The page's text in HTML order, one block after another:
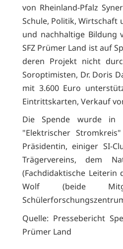
von Rheinland-Pfalz
Schule, Politik,
und nachhaltige Bildung
SFZ Prümer Land ist auf
deren Projekt nicht
Soroptimisten, Dr. Doris
mit 3.600 Euro
Eintrittskarten, Verkauf
Die Spende wurde in
"Elektrischer
Präsidentin, einiger SI-
Trägervereins, dem
(Fachdidaktische Leiterin
Wolf (beide
Quelle: Pressebericht
Prümer Land